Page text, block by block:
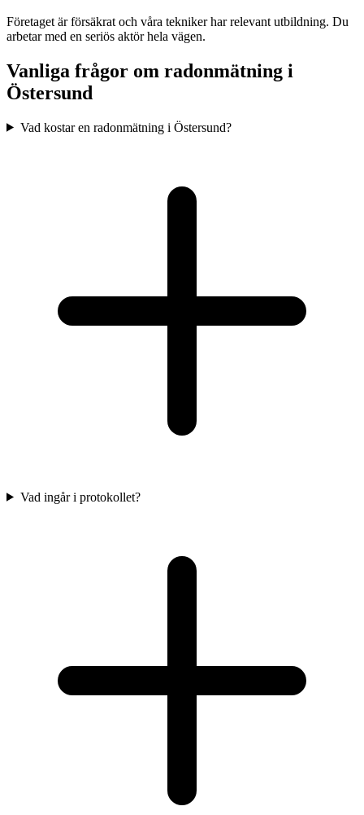
Företaget är försäkrat och våra tekniker har relevant utbildning. Du
arbetar med en seriös aktör hela vägen.
Vanliga frågor om radonmätning i
Östersund
Vad kostar en radonmätning i Östersund?
Vad ingår i protokollet?